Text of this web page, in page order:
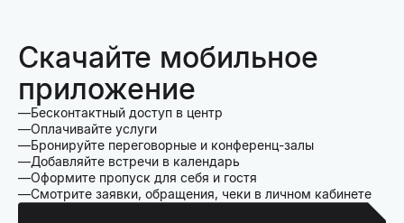
Скачайте мобильное
приложение
Бесконтактный доступ в центр
Оплачивайте услуги
Бронируйте переговорные и конференц-залы
Добавляйте встречи в календарь
Оформите пропуск для себя и гостя
Смотрите заявки, обращения, чеки в личном кабинете